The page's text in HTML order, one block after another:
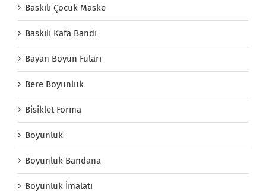
Baskılı Çocuk Maske
Baskılı Kafa Bandı
Bayan Boyun Fuları
Bere Boyunluk
Bisiklet Forma
Boyunluk
Boyunluk Bandana
Boyunluk İmalatı